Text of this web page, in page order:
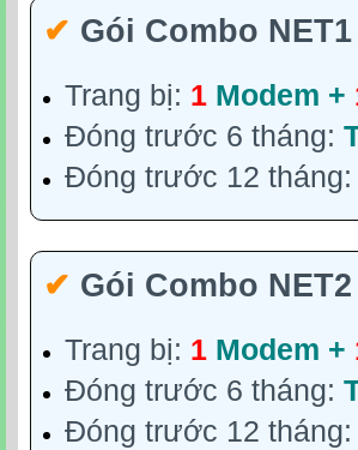
✔‎ Gói Combo NET1
Trang bị: 1 Modem +
Đóng trước 6 tháng:
Đóng trước 12 tháng:
✔‎ Gói Combo NET2
Trang bị: 1 Modem +
Đóng trước 6 tháng:
Đóng trước 12 tháng: